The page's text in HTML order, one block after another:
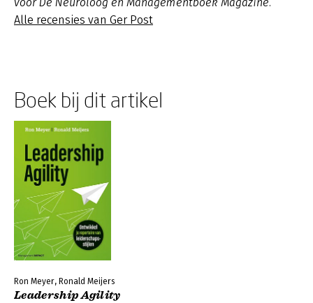
Alle recensies van Ger Post
Boek bij dit artikel
Ron Meyer, Ronald Meijers
Leadership Agility